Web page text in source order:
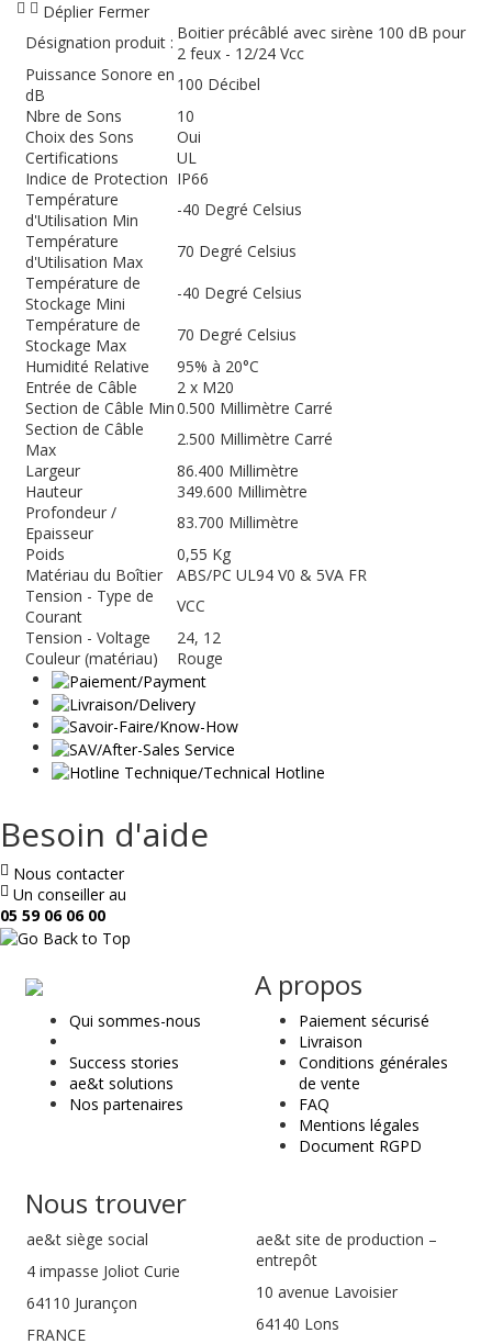
Déplier Fermer
Désignation produit : Boitier précâblé avec sirène 100 dB pour
2 feux - 12/24 Vcc
Puissance Sonore en
dB
100 Décibel
Nbre de Sons
10
Choix des Sons
Oui
Certifications
UL
Indice de Protection IP66
Température
d'Utilisation Min
-40 Degré Celsius
Température
d'Utilisation Max
70 Degré Celsius
Température de
Stockage Mini
-40 Degré Celsius
Température de
Stockage Max
70 Degré Celsius
Humidité Relative
95% à 20°C
Entrée de Câble
2 x M20
Section de Câble Min0.500 Millimètre Carré
Section de Câble
Max
2.500 Millimètre Carré
Largeur
86.400 Millimètre
Hauteur
349.600 Millimètre
Profondeur /
Epaisseur
83.700 Millimètre
Poids
0,55 Kg
Matériau du Boîtier
ABS/PC UL94 V0 & 5VA FR
Tension - Type de
Courant
VCC
Tension - Voltage
24, 12
Couleur (matériau)
Rouge
Besoin d'aide
Nous contacter
Un conseiller au
05 59 06 06 00
ae
&
t
Qui sommes-nous
Success stories
ae&t solutions
Nos partenaires
A propos
Paiement sécurisé
Livraison
Conditions générales
de vente
FAQ
Mentions légales
Document RGPD
Nous trouver
ae&t siège social
4 impasse Joliot Curie
64110 Jurançon
FRANCE
ae&t site de production –
entrepôt
10 avenue Lavoisier
64140 Lons